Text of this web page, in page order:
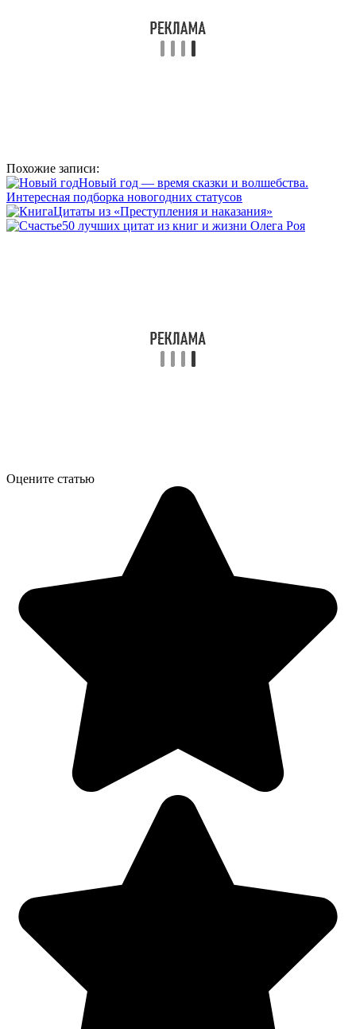
Похожие записи:
Новый год — время сказки и волшебства.
Интересная подборка новогодних статусов
Цитаты из «Преступления и наказания»
50 лучших цитат из книг и жизни Олега Роя
Оцените статью